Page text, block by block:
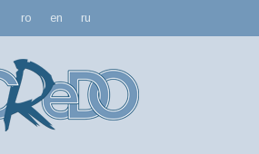
ro en ru